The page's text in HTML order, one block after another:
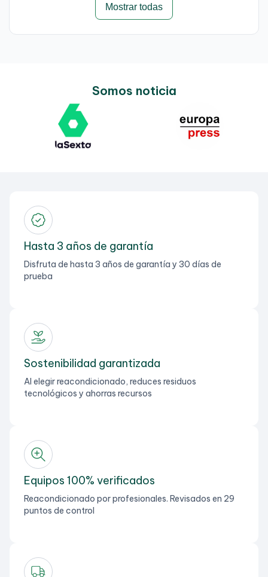
Mostrar todas
Somos noticia
Hasta 3 años de garantía
Disfruta de hasta 3 años de garantía y 30 días de
prueba
Sostenibilidad garantizada
Al elegir reacondicionado, reduces residuos
tecnológicos y ahorras recursos
Equipos 100% verificados
Reacondicionado por profesionales. Revisados en 29
puntos de control